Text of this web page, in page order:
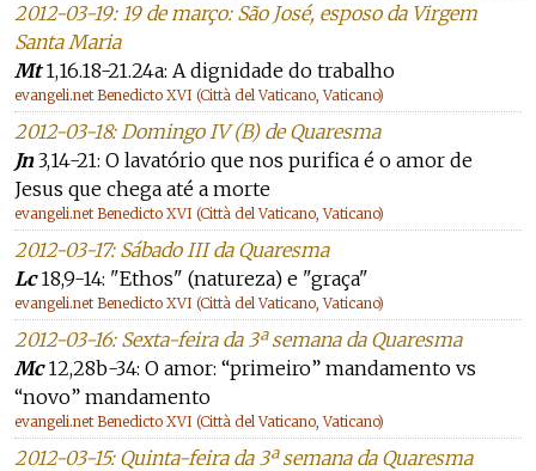
2012-03-19: 19 de março: São José, esposo da Virgem
Santa Maria
Mt1,16.18-21.24a: A dignidade do trabalho
evangeli.net Benedicto XVI (Città del Vaticano, Vaticano)
2012-03-18: Domingo IV (B) de Quaresma
Jn3,14-21: O lavatório que nos purifica é o amor de
Jesus que chega até a morte
evangeli.net Benedicto XVI (Città del Vaticano, Vaticano)
2012-03-17: Sábado III da Quaresma
Lc18,9-14: "Ethos" (natureza) e "graça"
evangeli.net Benedicto XVI (Città del Vaticano, Vaticano)
2012-03-16: Sexta-feira da 3ª semana da Quaresma
Mc12,28b-34: O amor: “primeiro” mandamento vs
“novo” mandamento
evangeli.net Benedicto XVI (Città del Vaticano, Vaticano)
2012-03-15: Quinta-feira da 3ª semana da Quaresma